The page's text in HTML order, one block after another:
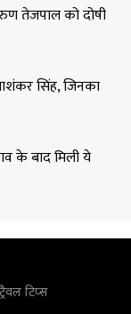
तेजपाल को दोषी
सिंह, जिनका
के बाद मिली ये
ट्रैवल टिप्स